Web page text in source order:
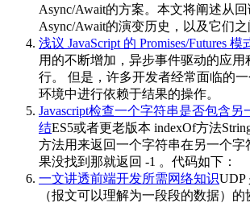
Async/Await的方案。本文将阐述从回
Async/Await的演变历史，以及它们之
浅议 JavaScript 的 Promises/Futures 模
用的不断增加，异步事件驱动的应
行。 但是，许多开发者经常面临的
环境中进行依赖于结果的操作。
Javascript检查一个字符串是否包含另
结ES5或者更老版本 indexOf方法
方法用来返回一个字符串在另一个字
果没找到那就返回 -1 。代码如下：
一文讲透前端开发所需网络知识UDP
（报文可以理解为一段段的数据）